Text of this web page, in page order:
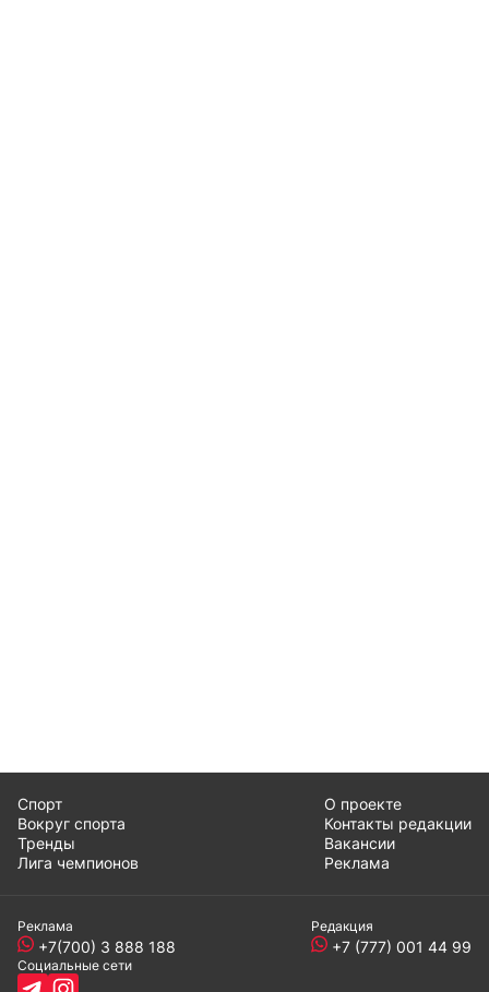
Спорт
Вокруг спорта
Тренды
Лига чемпионов
О проекте
Контакты редакции
Вакансии
Реклама
Реклама
+7(700) 3 888 188
Редакция
+7 (777) 001 44 99
Социальные сети